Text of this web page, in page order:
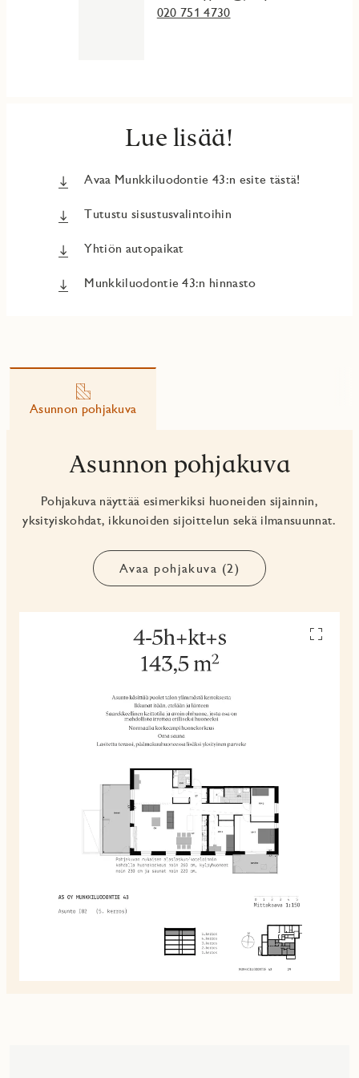
020 751 4730
Lue lisää!
Avaa Munkkiluodontie 43:n esite tästä!
Tutustu sisustusvalintoihin
Yhtiön autopaikat
Munkkiluodontie 43:n hinnasto
Asunnon pohjakuva
Asunnon pohjakuva
Pohjakuva näyttää esimerkiksi huoneiden sijainnin,
yksityiskohdat, ikkunoiden sijoittelun sekä ilmansuunnat.
Avaa pohjakuva (2)
Avaa